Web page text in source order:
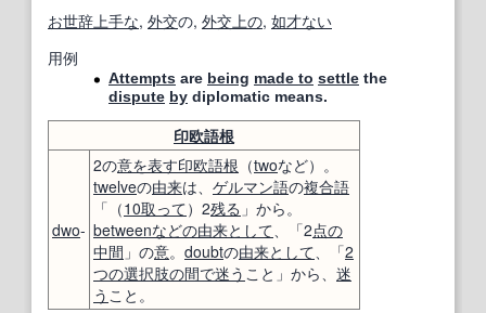
お世辞上手な, 外交の, 外交上の, 如才ない
用例
Attempts are being made to settle the
dispute by diplomatic means.
印欧語根
dwo-
2の意を表す印欧語根 （twoなど）。
twelveの由来は、 ゲルマン語の複合語
「（10取って）2残る 」から。
betweenなどの由来として、「2点の
中間 」の意。 doubtの由来として、「2
つの選択肢の間で迷う こと」から、 迷
う こと。